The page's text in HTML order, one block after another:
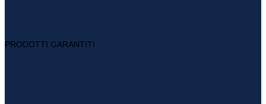
PRODOTTI GARANTITI